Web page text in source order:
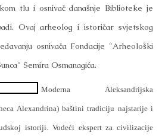
tlu i osnivač današnje Biblioteke je
Ovaj arheolog i istoričar svjetskog
osnivača Fondacije "Arheološki
Semira Osmanagića.
Moderna Aleksandrijska
Alexandrina) baštini tradiciju najstarije i
istoriji. Vodeći ekspert za civilizacije